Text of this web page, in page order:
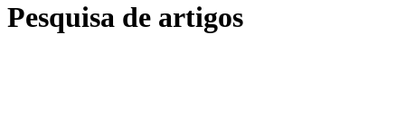
Pesquisa de artigos